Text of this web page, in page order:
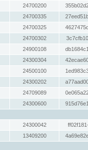
24700200
24700335
24700325
24700302
24900108
24300304
24500100
24300202
24709089
24300600
24300042
13409200